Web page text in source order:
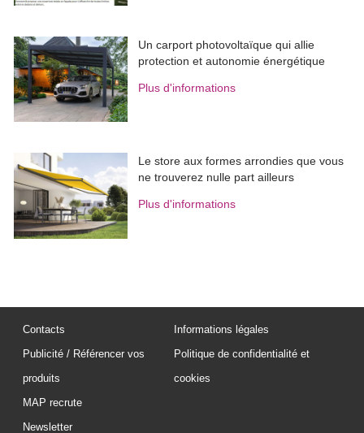
Un carport photovoltaïque qui allie
protection et autonomie énergétique
Plus d'informations
Le store aux formes arrondies que vous
ne trouverez nulle part ailleurs
Plus d'informations
Contacts
Publicité / Référencer vos
produits
MAP recrute
Newsletter
Informations légales
Politique de confidentialité et
cookies